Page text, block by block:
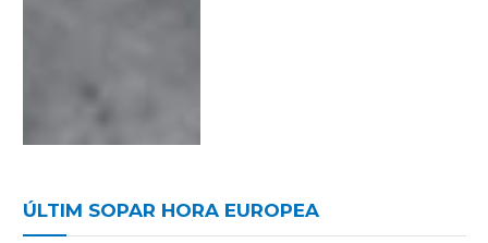
ÚLTIM SOPAR HORA EUROPEA